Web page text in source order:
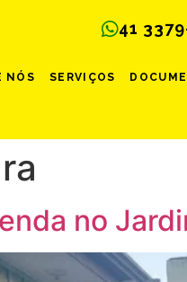
41
NÓS SERVIÇOS
no